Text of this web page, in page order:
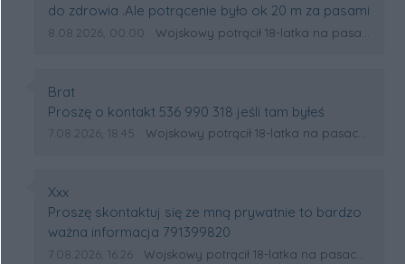
do zdrowia .Ale potrącenie było ok 20 m za pasami
Data dodania komentarza:
8.08.2026, 00:00 Źródło komentarza:
Wojskowy potrącił 18-latka na pasach w Wólce Sokołowskiej. Na miejscu lądował śmigłowiec LPR
Autor komentarza:
Brat
Treść komentarza:
Proszę o kontakt 536 990 318 jeśli tam byłeś
Data dodania komentarza:
7.08.2026, 18:45 Źródło komentarza:
Wojskowy potrącił 18-latka na pasach w Wólce Sokołowskiej. Na miejscu lądował śmigłowiec LPR
Autor komentarza:
Xxx
Treść komentarza:
Proszę skontaktuj się ze mną prywatnie to bardzo
ważna informacja 791399820
Data dodania komentarza:
7.08.2026, 16:26 Źródło komentarza:
Wojskowy potrącił 18-latka na pasach w Wólce Sokołowskiej. Na miejscu lądował śmigłowiec LPR